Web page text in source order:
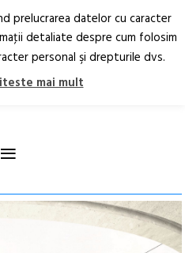
RO EN
≡
prelucrarea datelor cu caracter
detaliate despre cum folosim
personal şi drepturile dvs.
mai mult